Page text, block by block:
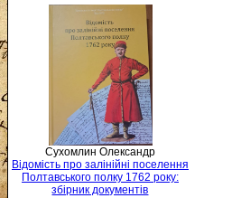
Сухомлин Олександр
Відомість про залінійні поселення
Полтавського полку 1762 року:
збірник документів